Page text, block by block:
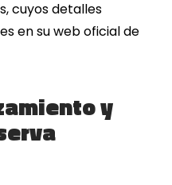
cuyos detalles
en su web oficial de
y